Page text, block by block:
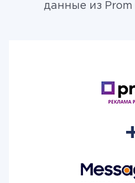
данные из Prom